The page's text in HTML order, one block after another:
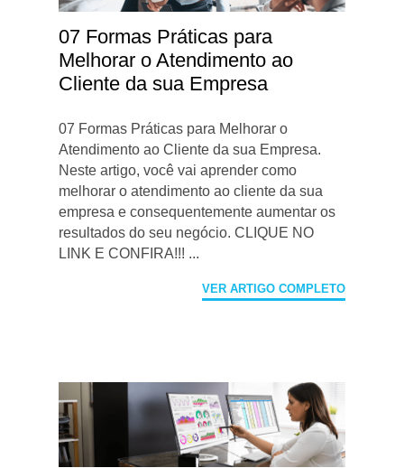
07 Formas Práticas para
Melhorar o Atendimento ao
Cliente da sua Empresa
07 Formas Práticas para Melhorar o
Atendimento ao Cliente da sua Empresa.
Neste artigo, você vai aprender como
melhorar o atendimento ao cliente da sua
empresa e consequentemente aumentar os
resultados do seu negócio. CLIQUE NO
LINK E CONFIRA!!! ...
VER ARTIGO COMPLETO